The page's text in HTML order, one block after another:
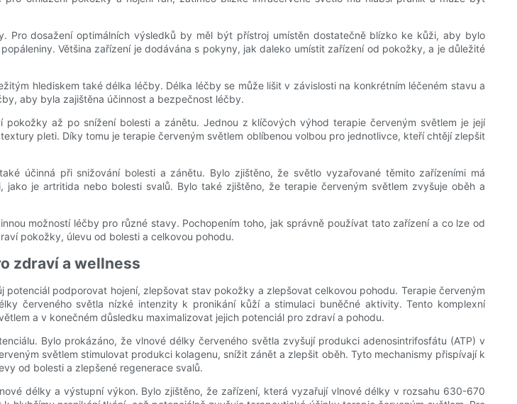
dosažení optimálních výsledků by měl být přístroj umístěn dostatečně blízko ke kůži, aby bylo
Většina zařízení je dodávána s pokyny, jak daleko umístit zařízení od pokožky, a je důležité
hlediskem také délka léčby. Délka léčby se může lišit v závislosti na konkrétním léčeném stavu a
aby byla zajištěna účinnost a bezpečnost léčby.
až po snížení bolesti a zánětu. Jednou z klíčových výhod terapie červeným světlem je její
pleti. Díky tomu je terapie červeným světlem oblíbenou volbou pro jednotlivce, kteří chtějí zlepšit
účinná při snižování bolesti a zánětu. Bylo zjištěno, že světlo vyzařované těmito zařízeními má
je artritida nebo bolesti svalů. Bylo také zjištěno, že terapie červeným světlem zvyšuje oběh a
možností léčby pro různé stavy. Pochopením toho, jak správně používat tato zařízení a co lze od
pokožky, úlevu od bolesti a celkovou pohodu.
zdraví a wellness
podporovat hojení, zlepšovat stav pokožky a zlepšovat celkovou pohodu. Terapie červeným
červeného světla nízké intenzity k pronikání kůží a stimulaci buněčné aktivity. Tento komplexní
a v konečném důsledku maximalizovat jejich potenciál pro zdraví a pohodu.
Bylo prokázáno, že vlnové délky červeného světla zvyšují produkci adenosintrifosfátu (ATP) v
světlem stimulovat produkci kolagenu, snížit zánět a zlepšit oběh. Tyto mechanismy přispívají k
od bolesti a zlepšené regenerace svalů.
délky a výstupní výkon. Bylo zjištěno, že zařízení, která vyzařují vlnové délky v rozsahu 630-670